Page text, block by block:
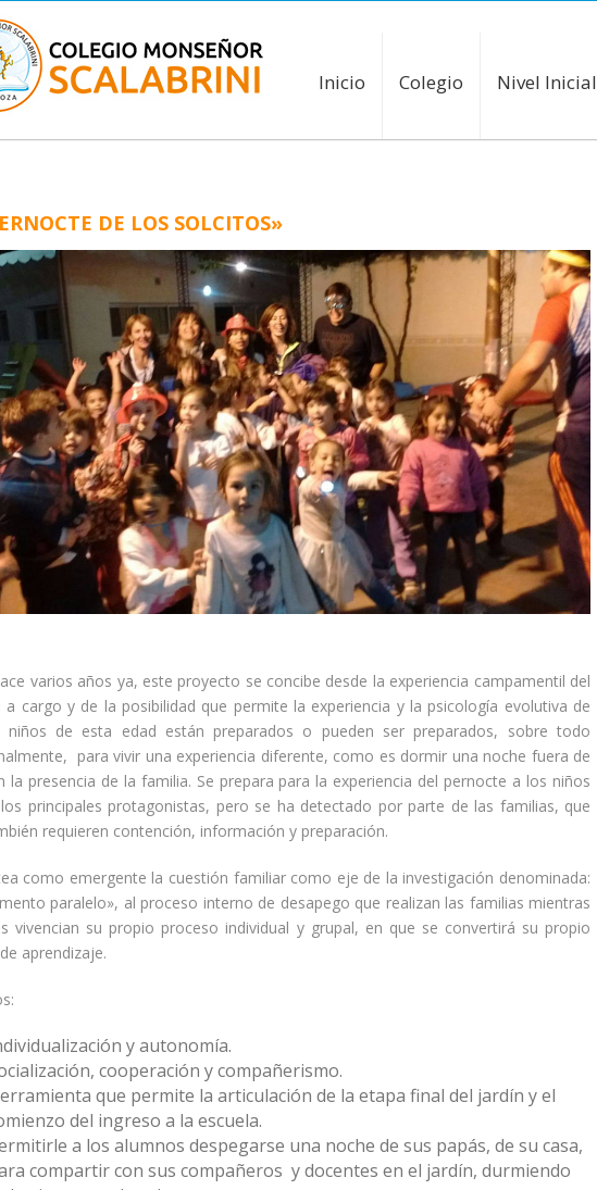
Inicio Colegio Nivel Inicial
DE LOS SOLCITOS»
varios años ya, este proyecto se concibe desde la experiencia campamentil del
a cargo y de la posibilidad que permite la experiencia y la psicología evolutiva de
niños de esta edad están preparados o pueden ser preparados, sobre todo
para vivir una experiencia diferente, como es dormir una noche fuera de
la presencia de la familia. Se prepara para la experiencia del pernocte a los niños
principales protagonistas, pero se ha detectado por parte de las familias, que
requieren contención, información y preparación.
como emergente la cuestión familiar como eje de la investigación denominada:
paralelo», al proceso interno de desapego que realizan las familias mientras
vivencian su propio proceso individual y grupal, en que se convertirá su propio
aprendizaje.
y autonomía.
cooperación y compañerismo.
que permite la articulación de la etapa final del jardín y el
del ingreso a la escuela.
a los alumnos despegarse una noche de sus papás, de su casa,
compartir con sus compañeros y docentes en el jardín, durmiendo